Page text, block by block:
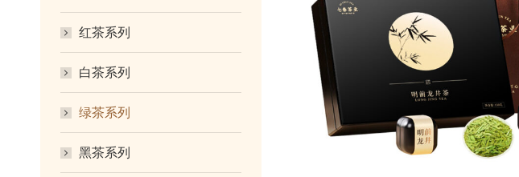
红茶系列
白茶系列
绿茶系列
黑茶系列